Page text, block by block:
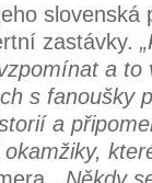
slovenská
zastávky.
a to
s fanoušky
a
„Někdy